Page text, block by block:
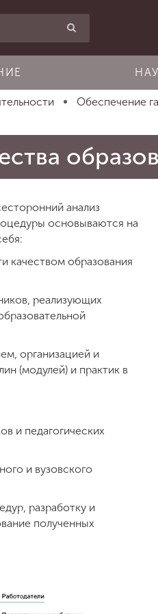
Обеспечение
анализ
основываются на
качеством образования
реализующих
организацией и
(модулей) и практик в
и педагогических
и вузовского
разработку и
полученных